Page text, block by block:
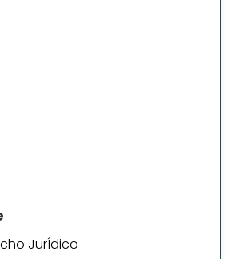
JurÍdico